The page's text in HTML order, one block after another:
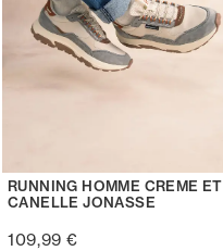
RUNNING HOMME CREME ET
CANELLE JONASSE
109,99 €